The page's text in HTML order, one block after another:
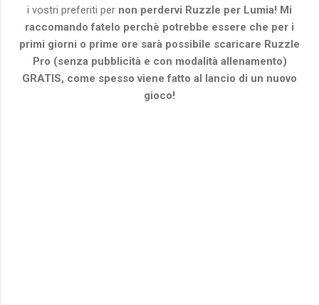
i vostri preferiti per non perdervi Ruzzle per Lumia! Mi
raccomando fatelo perchè potrebbe essere che per i
primi giorni o prime ore sarà possibile scaricare Ruzzle
Pro (senza pubblicità e con modalità allenamento)
GRATIS, come spesso viene fatto al lancio di un nuovo
gioco!